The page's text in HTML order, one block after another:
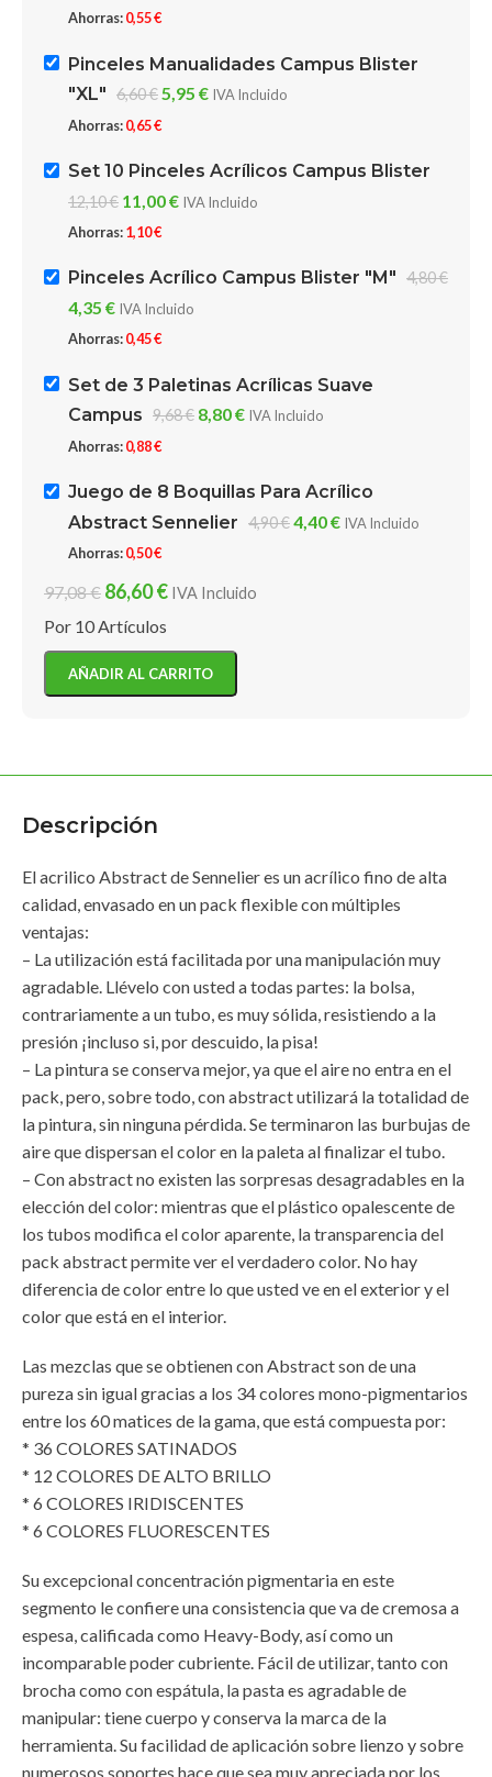
Ahorras:0,55€
Pinceles Manualidades Campus Blister
"XL" 6,60€5,95 € IVA Incluido
Ahorras:0,65€
Set 10 Pinceles Acrílicos Campus Blister
12,10€ 11,00€ IVA Incluido
Ahorras:1,10€
Pinceles Acrílico Campus Blister "M" 4,80€
4,35 € IVA Incluido
Ahorras:0,45€
Set de 3 Paletinas Acrílicas Suave
Campus 9,68€ 8,80€ IVA Incluido
Ahorras:0,88€
Juego de 8 Boquillas Para Acrílico
Abstract Sennelier 4,90€4,40€ IVA Incluido
Ahorras:0,50€
97,08€ 86,60€ IVA Incluido
Por 10 Artículos
AÑADIR AL CARRITO
Descripción
El acrilico Abstract de Sennelier es un acrílico fino de alta
calidad, envasado en un pack flexible con múltiples
ventajas:
– La utilización está facilitada por una manipulación muy
agradable. Llévelo con usted a todas partes: la bolsa,
contrariamente a un tubo, es muy sólida, resistiendo a la
presión ¡incluso si, por descuido, la pisa!
– La pintura se conserva mejor, ya que el aire no entra en el
pack, pero, sobre todo, con abstract utilizará la totalidad de
la pintura, sin ninguna pérdida. Se terminaron las burbujas de
aire que dispersan el color en la paleta al finalizar el tubo.
– Con abstract no existen las sorpresas desagradables en la
elección del color: mientras que el plástico opalescente de
los tubos modifica el color aparente, la transparencia del
pack abstract permite ver el verdadero color. No hay
diferencia de color entre lo que usted ve en el exterior y el
color que está en el interior.
Las mezclas que se obtienen con Abstract son de una
pureza sin igual gracias a los 34 colores mono-pigmentarios
entre los 60 matices de la gama, que está compuesta por:
* 36 COLORES SATINADOS
* 12 COLORES DE ALTO BRILLO
* 6 COLORES IRIDISCENTES
* 6 COLORES FLUORESCENTES
Su excepcional concentración pigmentaria en este
segmento le confiere una consistencia que va de cremosa a
espesa, calificada como Heavy-Body, así como un
incomparable poder cubriente. Fácil de utilizar, tanto con
brocha como con espátula, la pasta es agradable de
manipular: tiene cuerpo y conserva la marca de la
herramienta. Su facilidad de aplicación sobre lienzo y sobre
numerosos soportes hace que sea muy apreciada por los